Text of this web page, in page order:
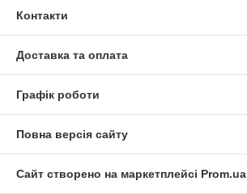
Контакти
Доставка та оплата
Графік роботи
Повна версія сайту
Сайт створено на маркетплейсі Prom.ua